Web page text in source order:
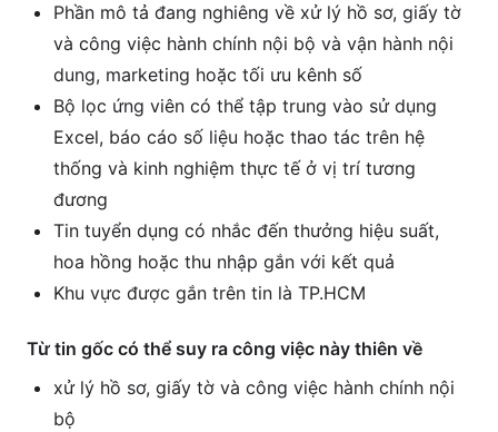
Phần mô tả đang nghiêng về xử lý hồ sơ, giấy tờ
và công việc hành chính nội bộ và vận hành nội
dung, marketing hoặc tối ưu kênh số
Bộ lọc ứng viên có thể tập trung vào sử dụng
Excel, báo cáo số liệu hoặc thao tác trên hệ
thống và kinh nghiệm thực tế ở vị trí tương
đương
Tin tuyển dụng có nhắc đến thưởng hiệu suất,
hoa hồng hoặc thu nhập gắn với kết quả
Khu vực được gắn trên tin là TP.HCM
Từ tin gốc có thể suy ra công việc này thiên về
xử lý hồ sơ, giấy tờ và công việc hành chính nội
bộ